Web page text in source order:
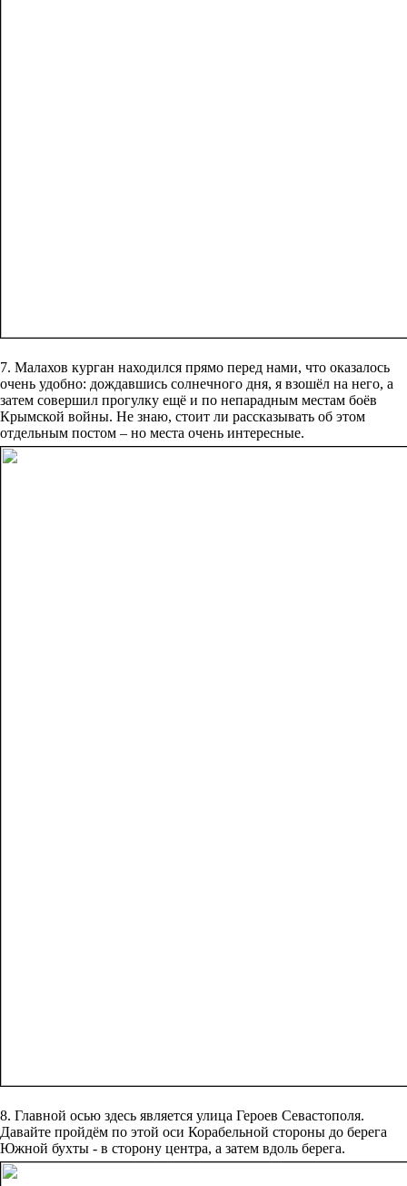
7. Малахов курган находился прямо перед нами, что оказалось
очень удобно: дождавшись солнечного дня, я взошёл на него, а
затем совершил прогулку ещё и по непарадным местам боёв
Крымской войны. Не знаю, стоит ли рассказывать об этом
отдельным постом – но места очень интересные.
8. Главной осью здесь является улица Героев Севастополя.
Давайте пройдём по этой оси Корабельной стороны до берега
Южной бухты - в сторону центра, а затем вдоль берега.